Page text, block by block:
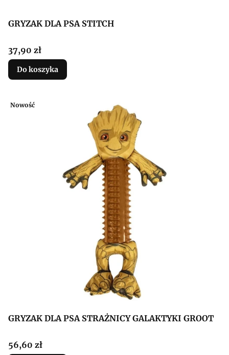
GRYZAK DLA PSA STITCH
Cena
37,90 zł
Do koszyka
Nowość
GRYZAK DLA PSA STRAŻNICY GALAKTYKI GROOT
Cena
56,60 zł